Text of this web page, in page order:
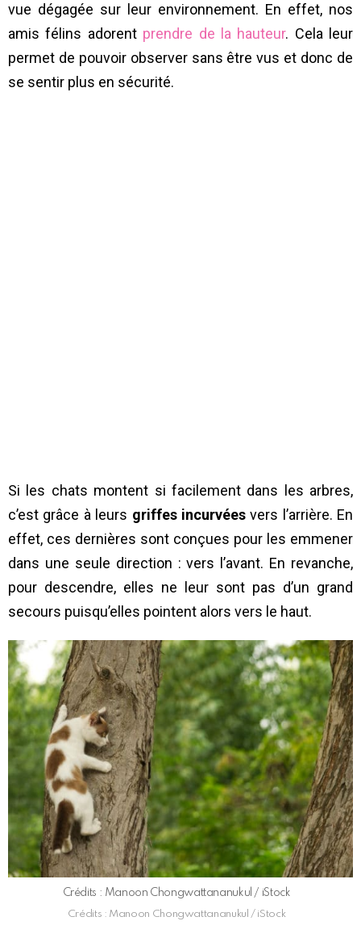
vue dégagée sur leur environnement. En effet, nos
amis félins adorent prendre de la hauteur. Cela leur
permet de pouvoir observer sans être vus et donc de
se sentir plus en sécurité.
Si les chats montent si facilement dans les arbres,
c’est grâce à leurs griffes incurvéesvers l’arrière. En
effet, ces dernières sont conçues pour les emmener
dans une seule direction : vers l’avant. En revanche,
pour descendre, elles ne leur sont pas d’un grand
secours puisqu’elles pointent alors vers le haut.
Crédits : Manoon Chongwattananukul / iStock
Crédits : Manoon Chongwattananukul / iStock